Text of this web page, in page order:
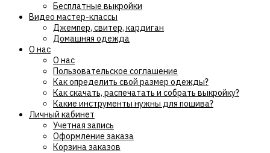
Бесплатные выкройки
Видео мастер-классы
Джемпер, свитер, кардиган
Домашняя одежда
О нас
О нас
Пользовательское соглашение
Как определить свой размер одежды?
Как скачать, распечатать и собрать выкройку?
Какие инструменты нужны для пошива?
Личный кабинет
Учетная запись
Оформление заказа
Корзина заказов